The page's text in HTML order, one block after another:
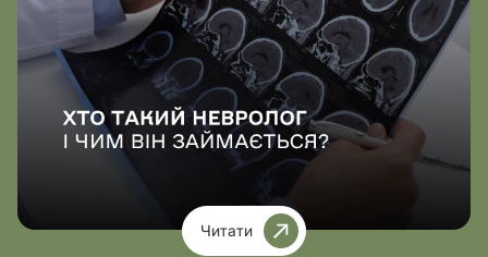
Читати